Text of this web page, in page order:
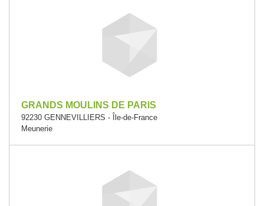
GRANDS MOULINS DE PARIS
92230 GENNEVILLIERS - Île-de-France
Meunerie